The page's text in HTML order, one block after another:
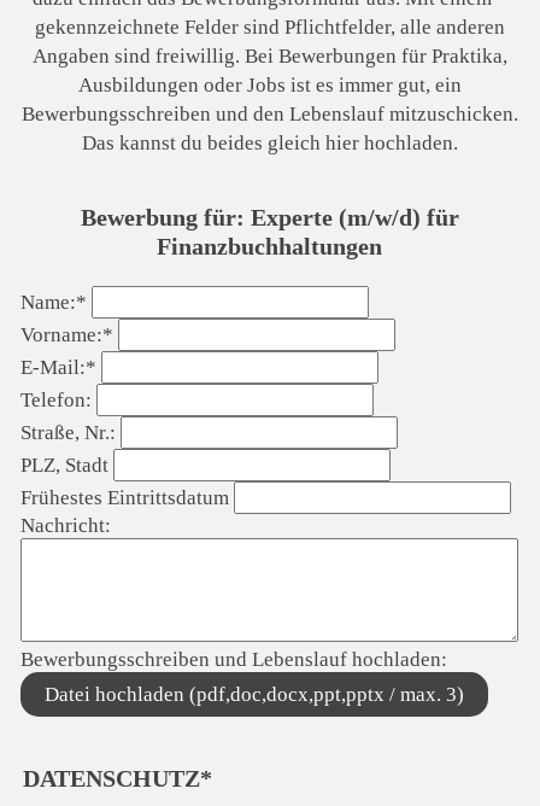
Dr. Schmidt und Partner
gekennzeichnete Felder sind Pflichtfelder, alle anderen
Angaben sind freiwillig. Bei Bewerbungen für Praktika,
Ausbildungen oder Jobs ist es immer gut, ein
Bewerbungsschreiben und den Lebenslauf mitzuschicken.
Das kannst du beides gleich hier hochladen.
Bewerbung für: Experte (m/w/d) für
Finanzbuchhaltungen
Pflichtfeld
Name:*
Pflichtfeld
Vorname:*
Pflichtfeld
E-Mail:*
Telefon:
Straße, Nr.:
PLZ, Stadt
Frühestes Eintrittsdatum
Nachricht:
Bewerbungsschreiben und Lebenslauf hochladen:
Datei hochladen (pdf,doc,docx,ppt,pptx / max. 3)
PFLICHTFELD
DATENSCHUTZ*